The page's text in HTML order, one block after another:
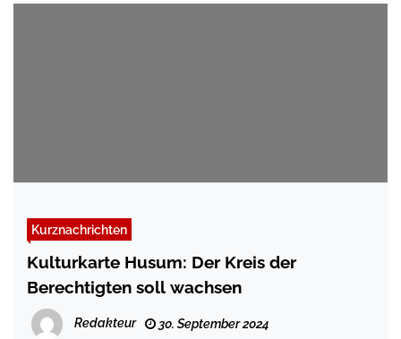
Kurznachrichten
Kulturkarte Husum: Der Kreis der
Berechtigten soll wachsen
Redakteur 30. September 2024